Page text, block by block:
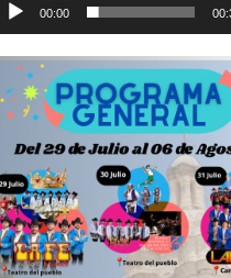
00:00